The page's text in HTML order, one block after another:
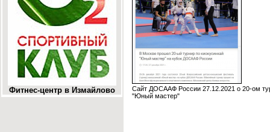
Фитнес-центр в Измайлово
Сайт ДОСААФ России 27.12.2021 о 20-ом
"Юный мастер"